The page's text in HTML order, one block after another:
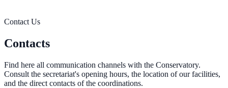
Contact Us
Contacts
Find here all communication channels with the Conservatory.
Consult the secretariat's opening hours, the location of our facilities,
and the direct contacts of the coordinations.